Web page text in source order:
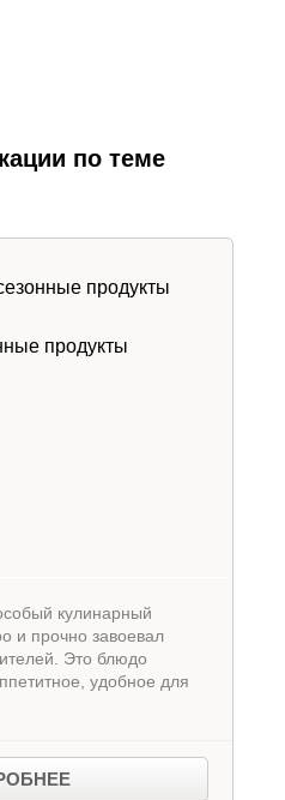
по теме
продукты
кулинарный
и прочно завоевал
Это блюдо
удобное для